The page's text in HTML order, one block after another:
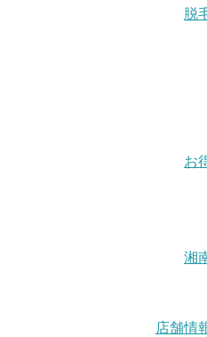
脱
お
湘
店舗情